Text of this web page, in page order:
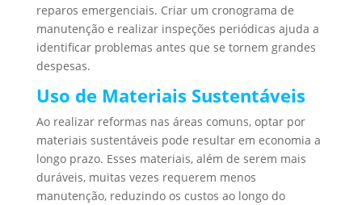
reparos emergenciais. Criar um cronograma de
manutenção e realizar inspeções periódicas ajuda a
identificar problemas antes que se tornem grandes
despesas.
Uso de Materiais Sustentáveis
Ao realizar reformas nas áreas comuns, optar por
materiais sustentáveis pode resultar em economia a
longo prazo. Esses materiais, além de serem mais
duráveis, muitas vezes requerem menos
manutenção, reduzindo os custos ao longo do